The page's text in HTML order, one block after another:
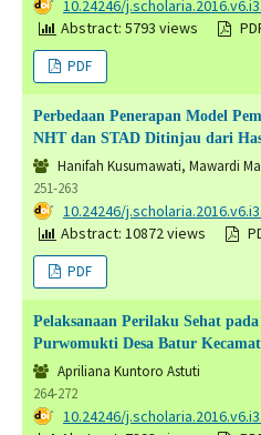
DOI: 10.24246/
Abstract: 5793 views
PDF
Perbedaan Penerapan Model
NHT dan STAD Ditinjau dari
Hanifah Kusumawati, Mawardi
251-263
DOI: 10.24246/
Abstract: 10872 views
PDF
Pelaksanaan Perilaku Sehat
Purwomukti Desa Batur
Apriliana Kuntoro Astuti
264-272
DOI: 10.24246/